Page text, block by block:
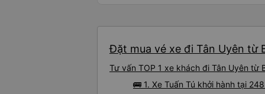
Đặt mua vé xe đi Tân Uyên từ
Tư vấn TOP 1 xe khách đi Tân Uyên
🚌 1. Xe Tuấn Tú khởi hành tại